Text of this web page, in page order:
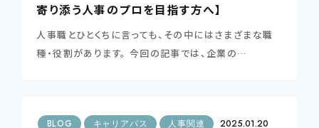
寄り添う人事のプロを目指す方へ】
人事職とひとくちに言っても、その中にはさまざまな職
種・役割があります。 今回の記事では、企業の…
BLOG キャリアパス 人事関連 2025.01.20